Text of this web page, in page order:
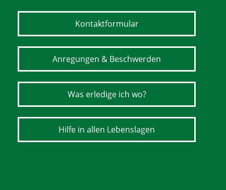
Kontaktformular
Anregungen & Beschwerden
Was erledige ich wo?
Hilfe in allen Lebenslagen